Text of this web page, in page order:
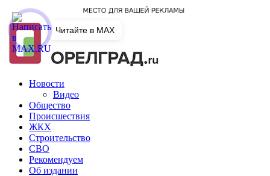
Новости
Видео
Общество
Происшествия
ЖКХ
Строительство
СВО
Рекомендуем
Об издании
Читайте в MAX